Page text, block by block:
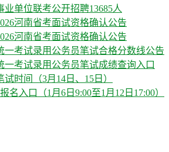
业单位联考公开招聘13685人
河南省考面试资格确认公告
河南省考面试资格确认公告
一考试录用公务员笔试合格分数线公告
一考试录用公务员笔试成绩查询入口
试时间（3月14日、15日）
名入口（1月6日9:00至1月12日17:00）